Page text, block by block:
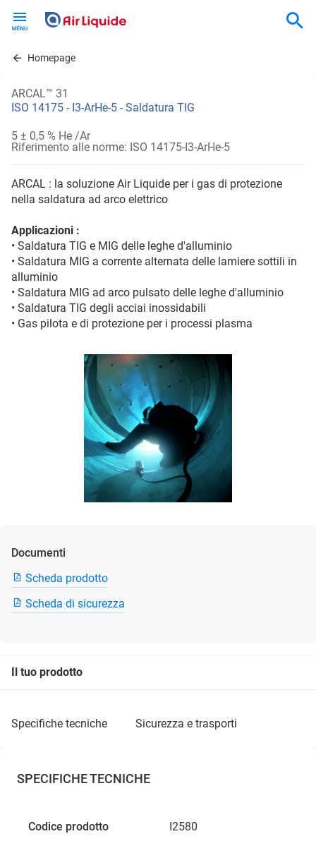
contentHomepage
ARCAL™ 31
ISO 14175 - I3-ArHe-5 - Saldatura TIG
5 ± 0,5 % He /Ar
Riferimento alle norme: ISO 14175-I3-ArHe-5
ARCAL : la soluzione Air Liquide per i gas di protezione
nella saldatura ad arco elettrico
Applicazioni :
• Saldatura TIG e MIG delle leghe d'alluminio
• Saldatura MIG a corrente alternata delle lamiere sottili in
alluminio
• Saldatura MIG ad arco pulsato delle leghe d'alluminio
• Saldatura TIG degli acciai inossidabili
• Gas pilota e di protezione per i processi plasma
Documenti
Scheda prodotto
Scheda di sicurezza
Il tuo prodotto
specifiche tecniche sicurezza e trasporti
SPECIFICHE TECNICHE
Codice prodotto I2580